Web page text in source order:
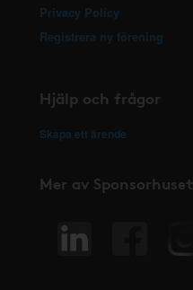
Privacy Policy
Registrera ny förening
Hjälp och frågor
Skapa ett ärende
Mer av Sponsorhuset